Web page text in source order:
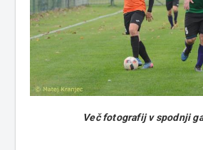
Več fotografij v spodnji